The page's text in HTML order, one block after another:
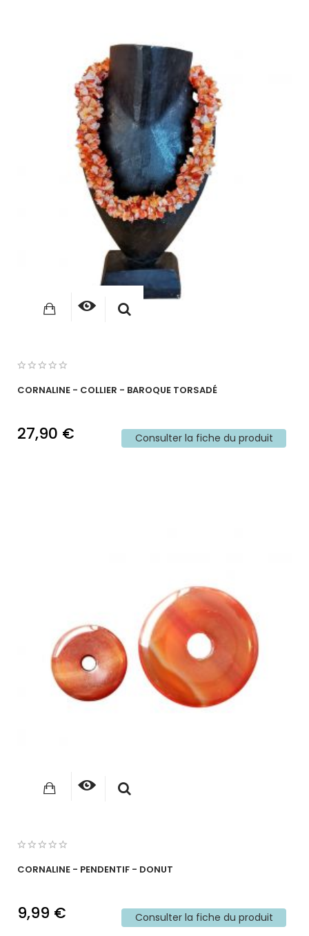
CORNALINE - COLLIER - BAROQUE TORSADÉ
27,90 € Consulter la fiche du produit
CORNALINE - PENDENTIF - DONUT
9,99 € Consulter la fiche du produit